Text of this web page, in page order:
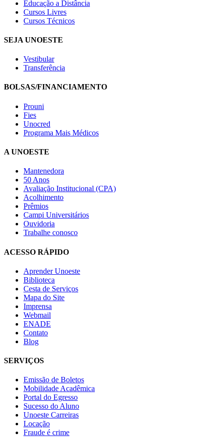
Educação a Distância
Cursos Livres
Cursos Técnicos
SEJA UNOESTE
Vestibular
Transferência
BOLSAS/FINANCIAMENTO
Prouni
Fies
Unocred
Programa Mais Médicos
A UNOESTE
Mantenedora
50 Anos
Avaliação Institucional (CPA)
Acolhimento
Prêmios
Campi Universitários
Ouvidoria
Trabalhe conosco
ACESSO RÁPIDO
Aprender Unoeste
Biblioteca
Cesta de Serviços
Mapa do Site
Imprensa
Webmail
ENADE
Contato
Blog
SERVIÇOS
Emissão de Boletos
Mobilidade Acadêmica
Portal do Egresso
Sucesso do Aluno
Unoeste Carreiras
Locação
Fraude é crime